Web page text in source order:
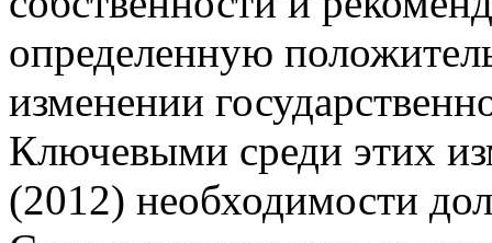
определенную
изменении
Ключевыми среди этих
(2012) необходимости